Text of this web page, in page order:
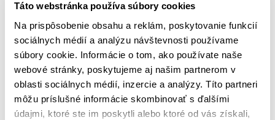
Táto webstránka používa súbory cookies
Na prispôsobenie obsahu a reklám, poskytovanie funkcií
sociálnych médií a analýzu návštevnosti používame
súbory cookie. Informácie o tom, ako používate naše
webové stránky, poskytujeme aj našim partnerom v
oblasti sociálnych médií, inzercie a analýzy. Títo partneri
môžu príslušné informácie skombinovať s ďalšími
údajmi, ktoré ste im poskytli alebo ktoré od vás získali,
jemnorebrový úplet príjemný na pokožku
potlač s motívom koál
dlhé pyžamo (dlhý rukáv + dlhé nohavice)
lemy v priekrčníku, na rukávoch a nohaviciach
vymeniteľná guma v páse
pohodlný a praktický strih
O zložení výrobku
Ako správne vybrať veľkosť
Ako ošetriť výrobok